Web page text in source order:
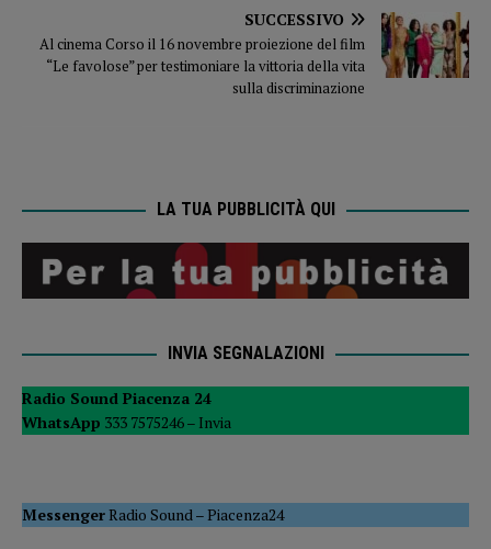
SUCCESSIVO
Al cinema Corso il 16 novembre proiezione del film
“Le favolose” per testimoniare la vittoria della vita
sulla discriminazione
LA TUA PUBBLICITÀ QUI
INVIA SEGNALAZIONI
Radio Sound Piacenza 24
WhatsApp 333 7575246 – Invia
MessengerRadio Sound –Piacenza24